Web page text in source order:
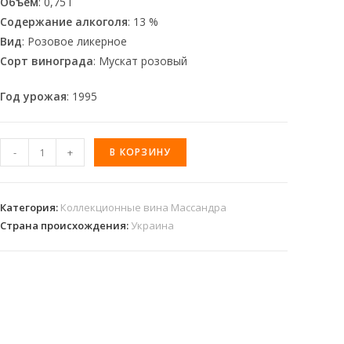
Содержание алкоголя: 13 %
Вид: Розовое ликерное
Сорт винограда: Мускат розовый
Год урожая: 1995
- + В КОРЗИНУ
Категория: Коллекционные вина Массандра
Страна происхождения: Украина